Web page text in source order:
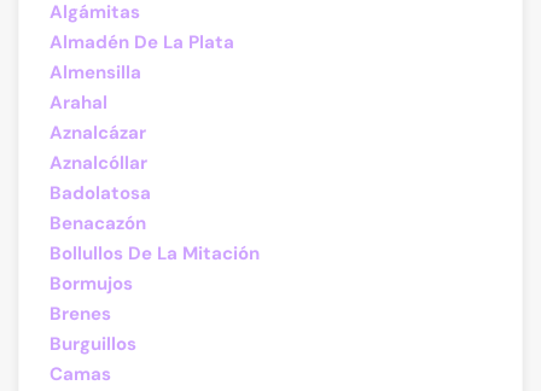
Algámitas
Almadén De La Plata
Almensilla
Arahal
Aznalcázar
Aznalcóllar
Badolatosa
Benacazón
Bollullos De La Mitación
Bormujos
Brenes
Burguillos
Camas